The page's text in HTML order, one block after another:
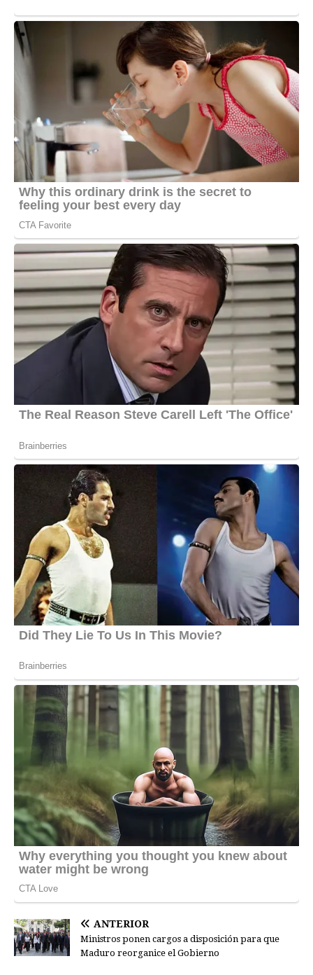
ANTERIOR
Ministros ponen cargos a disposición para que
Maduro reorganice el Gobierno